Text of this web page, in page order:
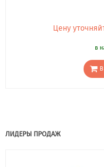
Цену
в
ЛИДЕРЫ ПРОДАЖ